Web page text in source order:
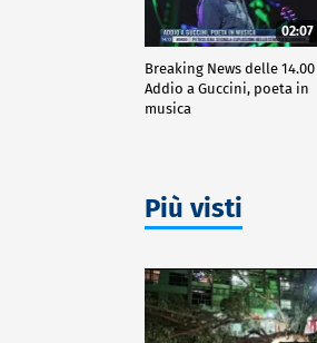
02:07
Breaking News delle 14.00 |
Addio a Guccini, poeta in
musica
Più visti